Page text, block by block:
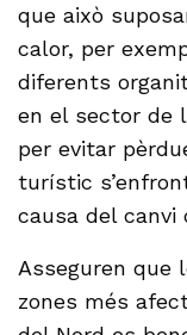
que això
calor, per
diferents
en el sector de
per evitar
turístic
causa del canvi
Asseguren que
zones més